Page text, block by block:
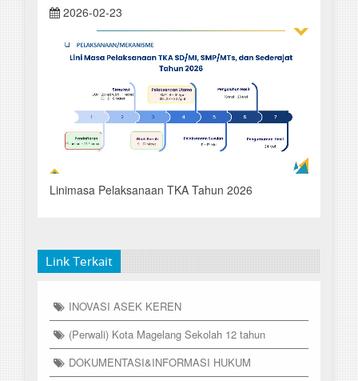
2026-02-23
Linimasa Pelaksanaan TKA Tahun 2026
Link Terkait
INOVASI ASEK KEREN
(Perwali) Kota Magelang Sekolah 12 tahun
DOKUMENTASI&INFORMASI HUKUM